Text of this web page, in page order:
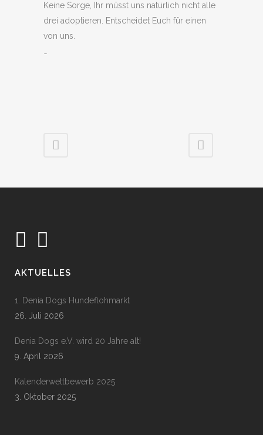
Keine Sorge, Ihr müsst uns natürlich nicht alle
drei adoptieren. Entscheidet Euch für einen
von uns.
…
AKTUELLES
1. Denia Dogs Hundeflohmarkt
26. Juli 2026
Denia Dogs e.V. wird 20 Jahre alt!
9. April 2026
Kalenderwettbewerb 2025
3. Oktober 2025